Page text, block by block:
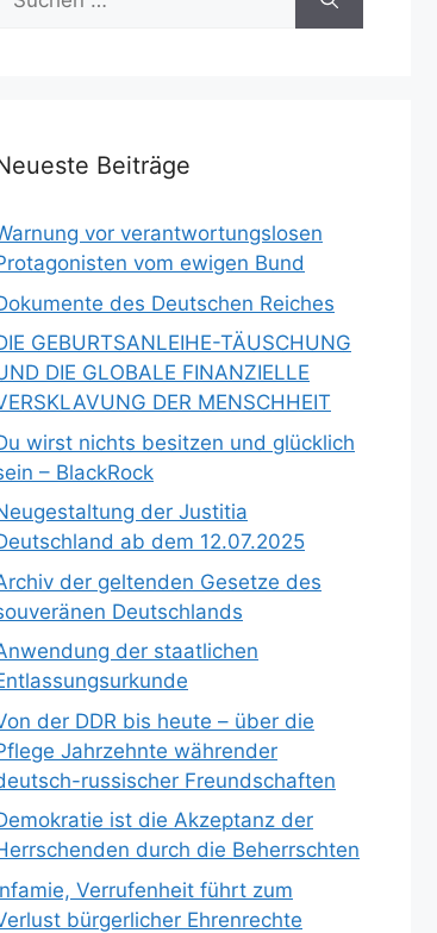
nach:
Beiträge
vor verantwortungslosen
vom ewigen Bund
des Deutschen Reiches
GEBURTSANLEIHE-TÄUSCHUNG
DIE GLOBALE FINANZIELLE
DER MENSCHHEIT
wirst nichts besitzen und glücklich
– BlackRock
der Justitia
ab dem 12.07.2025
der geltenden Gesetze des
Deutschlands
der staatlichen
der DDR bis heute – über die
Jahrzehnte währender
russischer Freundschaften
ist die Akzeptanz der
durch die Beherrschten
Verrufenheit führt zum
bürgerlicher Ehrenrechte